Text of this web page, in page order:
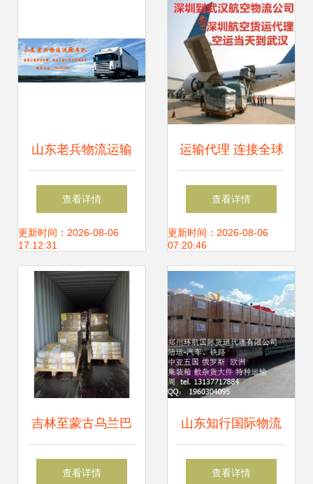
山东老兵物流运输
车队 专业运输代
理，铸就可靠物流
新标杆
查看详情
更新时间：2026-08-06
17:12:31
运输代理 连接全球
贸易的无形桥梁与
核心服务展示
查看详情
更新时间：2026-08-06
07:20:46
吉林至蒙古乌兰巴
托物流专线 一站式
查看详情
山东知行国际物流
仓储服务 高效、智
查看详情